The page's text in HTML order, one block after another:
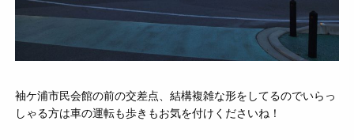
袖ケ浦市民会館の前の交差点、結構複雑な形をしてるのでいらっ
しゃる方は車の運転も歩きもお気を付けくださいね！